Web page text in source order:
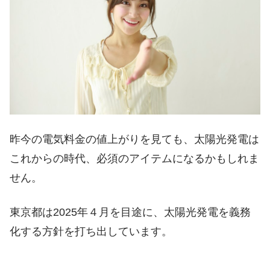
昨今の電気料金の値上がりを見ても、太陽光発電は
これからの時代、必須のアイテムになるかもしれま
せん。
東京都は2025年４月を目途に、太陽光発電を義務
化する方針を打ち出しています。